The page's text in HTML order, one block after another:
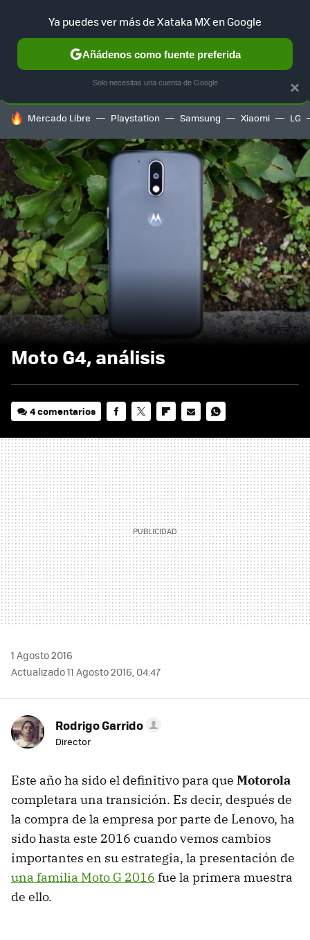
MENÚ NUEVO
GAMING HOME AUTO
HOY SE HABLA DE
Mercado Libre Playstation Samsung Xiaomi LG
Moto G4, análisis
4 comentarios
MAIL
1 Agosto 2016
Actualizado 11 Agosto 2016, 04:47
Rodrigo Garrido
Director
Este año ha sido el definitivo para que Motorola
completara una transición. Es decir, después de
la compra de la empresa por parte de Lenovo, ha
sido hasta este 2016 cuando vemos cambios
importantes en su estrategia, la presentación de
una familia Moto G 2016 fue la primera muestra
de ello.
×
Ya puedes ver más de Xataka MX en Google
Añádenos como fuente preferida
Solo necesitas una cuenta de Google